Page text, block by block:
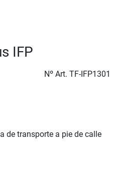
IFP
Nº Art. TF-IFP1301
de transporte a pie de calle